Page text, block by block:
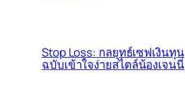
Stop Loss: กลยุทธ์เซฟเงินทุน
ฉบับเข้าใจง่ายสไตล์น้องเจนนี่